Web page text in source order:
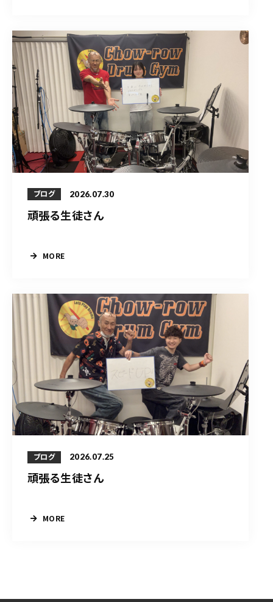
ブログ 2026.07.30
頑張る生徒さん
MORE
ブログ 2026.07.25
頑張る生徒さん
MORE